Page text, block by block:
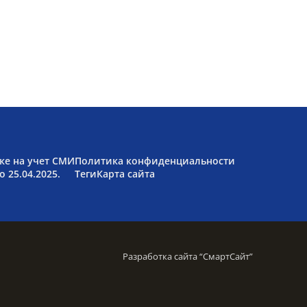
на учет СМИ
25.04.2025.
Политика конфиденциальности
ТегиКарта сайта
Разработка сайта “СмартСайт”